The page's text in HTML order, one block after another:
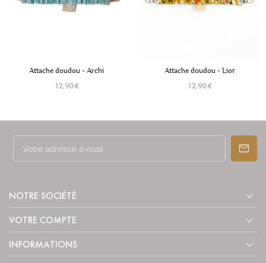
Attache doudou - Archi
12,90 €
Attache doudou - Lior
12,90 €
NOTRE SOCIÉTÉ 
VOTRE COMPTE 
INFORMATIONS 